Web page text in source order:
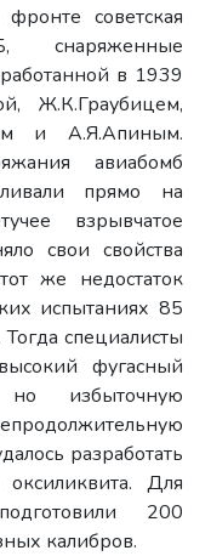
советская
снаряженные
в 1939
Ж.К.Граубицем,
и А.Я.Апиным.
авиабомб
прямо на
взрывчатое
свои свойства
же недостаток
испытаниях 85
специалисты
фугасный
избыточную
разработать
Для
200
калибров.